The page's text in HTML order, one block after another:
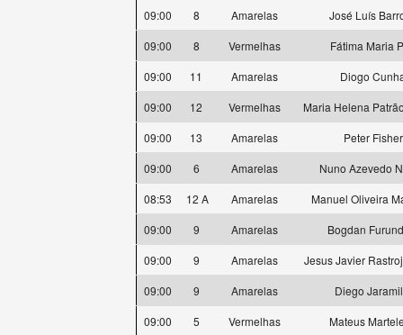
09:00
8 Amarelas
José Luís
09:00
8 Vermelhas
Fátima Maria
09:00
11 Amarelas
Diogo
09:00
12 Vermelhas
Maria Helena
09:00
13 Amarelas
Peter Fisher
09:00
6 Amarelas
Nuno Azevedo
08:53
12 A Amarelas
Manuel Oliveira
09:00
9 Amarelas
Bogdan
09:00
9 Amarelas
Jesus Javier
09:00
9 Amarelas
Diego
09:00
5 Vermelhas
Mateus